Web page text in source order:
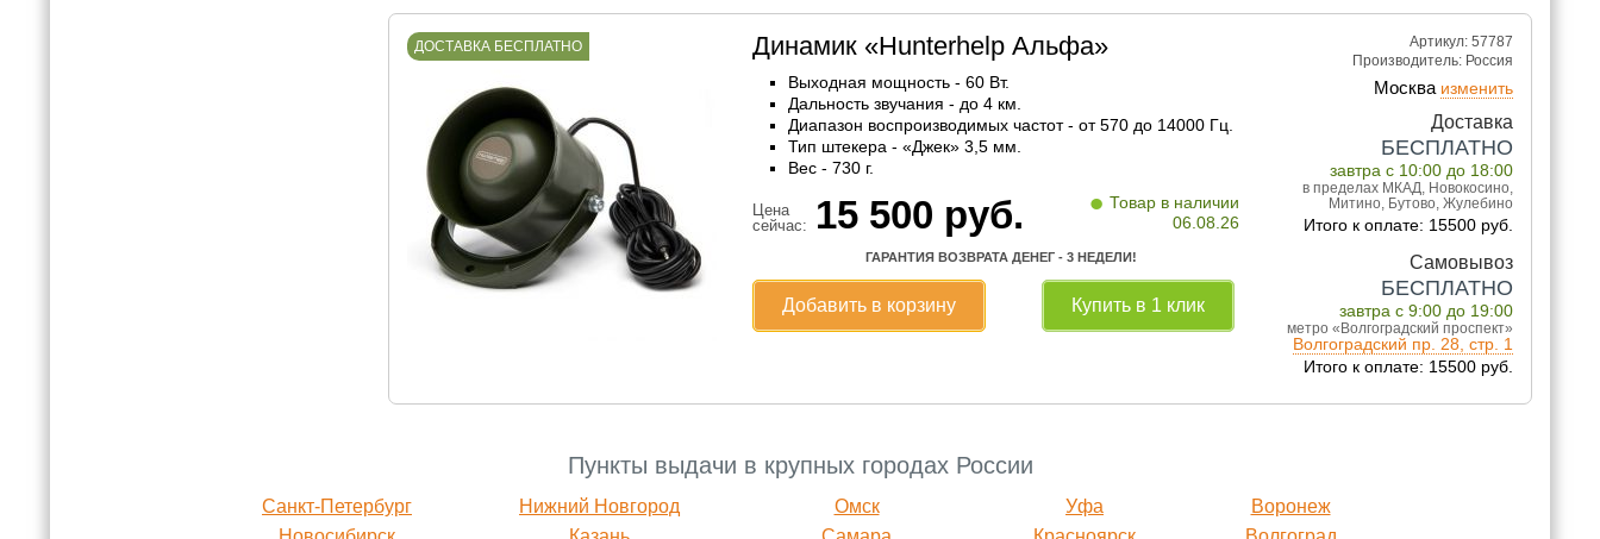
ДОСТАВКА БЕСПЛАТНО
Артикул: 57787
Производитель: Россия
Москва изменить
Доставка
БЕСПЛАТНО
завтра с 10:00 до 18:00
в пределах МКАД, Новокосино,
Митино, Бутово, Жулебино
Итого к оплате: 15500 руб.
Самовывоз
БЕСПЛАТНО
завтра с 9:00 до 19:00
метро «Волгоградский проспект»
Волгоградский пр. 28, стр. 1
Итого к оплате: 15500 руб.
Динамик «Hunterhelp Альфа»
Выходная мощность - 60 Вт.
Дальность звучания - до 4 км.
Диапазон воспроизводимых частот - от 570 до 14000 Гц.
Тип штекера - «Джек» 3,5 мм.
Вес - 730 г.
Цена
сейчас:
15 500 руб. • Товар в наличии
06.08.26
ГАРАНТИЯ ВОЗВРАТА ДЕНЕГ - 3 НЕДЕЛИ!
Добавить в корзину Купить в 1 клик
Пункты выдачи в крупных городах России
Санкт-Петербург
Нижний Новгород
Омск
Уфа
Воронеж